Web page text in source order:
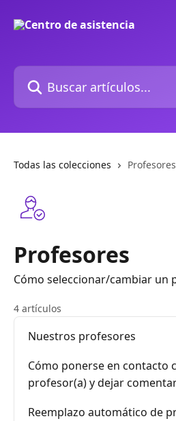
Buscar artículos...
Todas las colecciones Profesores
Profesores
Cómo seleccionar/cambiar un
4 artículos
Nuestros profesores
Cómo ponerse en contacto
profesor(a) y dejar
Reemplazo automático de